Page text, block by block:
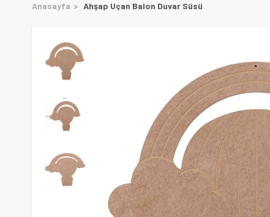
Anasayfa Ahşap Uçan Balon Duvar Süsü